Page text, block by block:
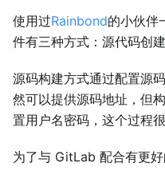
使用过Rainbond的小伙伴
件有三种方式：源代码创
源码构建方式通过配置源
然可以提供源码地址，但
置用户名密码，这个过程
为了与 GitLab 配合有更